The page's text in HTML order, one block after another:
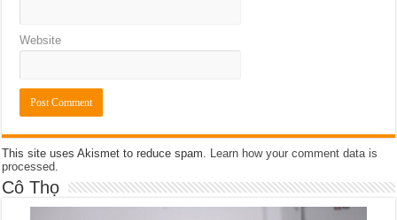
Website
This site uses Akismet to reduce spam.
Learn how your comment data is
processed
Cô Thọ